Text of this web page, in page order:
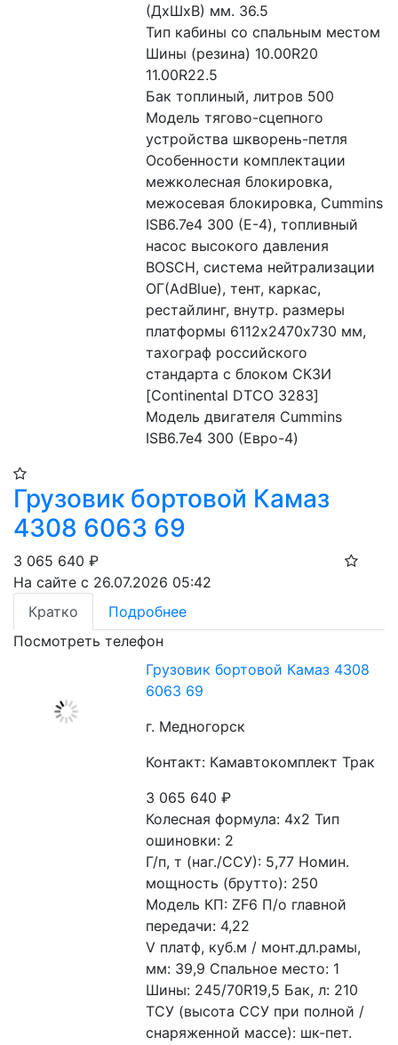
(ДхШхВ) мм. 36.5
Тип кабины со спальным местом
Шины (резина) 10.00R20
11.00R22.5
Бак топлиный, литров 500
Модель тягово-сцепного
устройства шкворень-петля
Особенности комплектации
межколесная блокировка,
межосевая блокировка, Cummins
ISB6.7e4 300 (Е-4), топливный
насос высокого давления
BOSCH, система нейтрализации
ОГ(AdBlue), тент, каркас,
рестайлинг, внутр. размеры
платформы 6112х2470х730 мм,
тахограф российского
стандарта с блоком СКЗИ
[Continental DTCO 3283]
Модель двигателя Cummins
ISB6.7e4 300 (Евро-4)
Грузовик бортовой Камаз
4308 6063 69
3 065 640 ₽
На сайте с 26.07.2026 05:42
Кратко
Подробнее
Посмотреть телефон
Грузовик бортовой Камаз 4308
6063 69
г. Медногорск
Контакт: Камавтокомплект Трак
3 065 640₽
Колесная формула: 4х2 Тип
ошиновки: 2
Г/п, т (наг./ССУ): 5,77 Номин.
мощность (брутто): 250
Модель КП: ZF6 П/о главной
передачи: 4,22
V платф, куб.м / монт.дл.рамы,
мм: 39,9 Спальное место: 1
Шины: 245/70R19,5 Бак, л: 210
ТСУ (высота ССУ при полной /
снаряженной массе): шк-пет.